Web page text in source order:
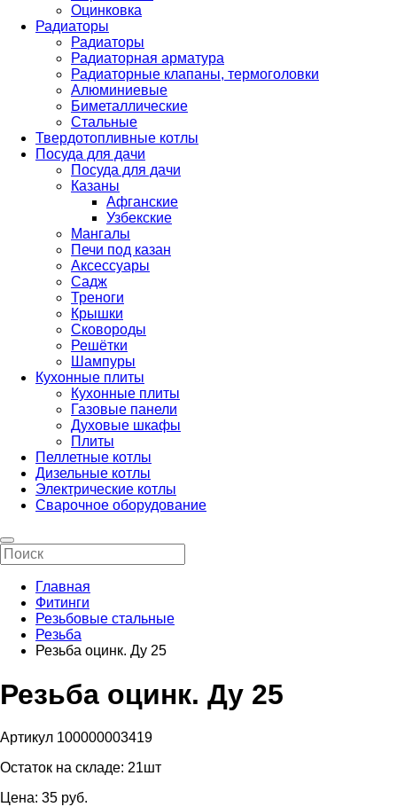
Оцинковка
Радиаторы
Радиаторы
Радиаторная арматура
Радиаторные клапаны, термоголовки
Алюминиевые
Биметаллические
Стальные
Твердотопливные котлы
Посуда для дачи
Посуда для дачи
Казаны
Афганские
Узбекские
Мангалы
Печи под казан
Аксессуары
Садж
Треноги
Крышки
Сковороды
Решётки
Шампуры
Кухонные плиты
Кухонные плиты
Газовые панели
Духовые шкафы
Плиты
Пеллетные котлы
Дизельные котлы
Электрические котлы
Сварочное оборудование
Главная
Фитинги
Резьбовые стальные
Резьба
Резьба оцинк. Ду 25
Резьба оцинк. Ду 25
Артикул 100000003419
Остаток на складе: 21шт
Цена: 35 pуб.